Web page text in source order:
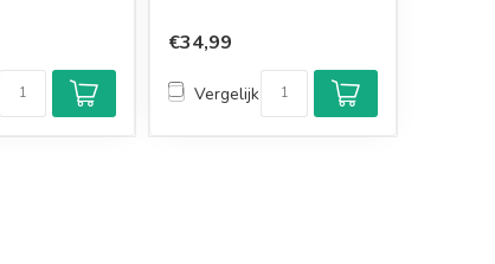
Klantenbeoordeling
9,2/10
Achteraf betalen
mogelijk
€34,99
Vergelijk